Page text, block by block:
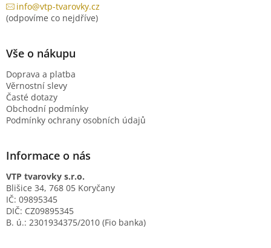
info@vtp-tvarovky.cz
(odpovíme co nejdříve)
Vše o nákupu
Doprava a platba
Věrnostní slevy
Časté dotazy
Obchodní podmínky
Podmínky ochrany osobních údajů
Informace o nás
VTP tvarovky s.r.o.
Blišice 34, 768 05 Koryčany
IČ: 09895345
DIČ: CZ09895345
B. ú.: 2301934375/2010 (Fio banka)